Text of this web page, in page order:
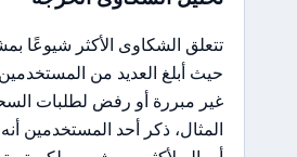
تتعلق الشكاوى الأكثر شيوعًا
حيث أبلغ العديد من
غير مبررة أو رفض لطلبات
المثال، ذكر أحد المستخدمين